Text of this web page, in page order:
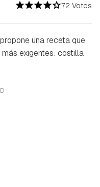
72 Votos
una receta que
exigentes: costilla